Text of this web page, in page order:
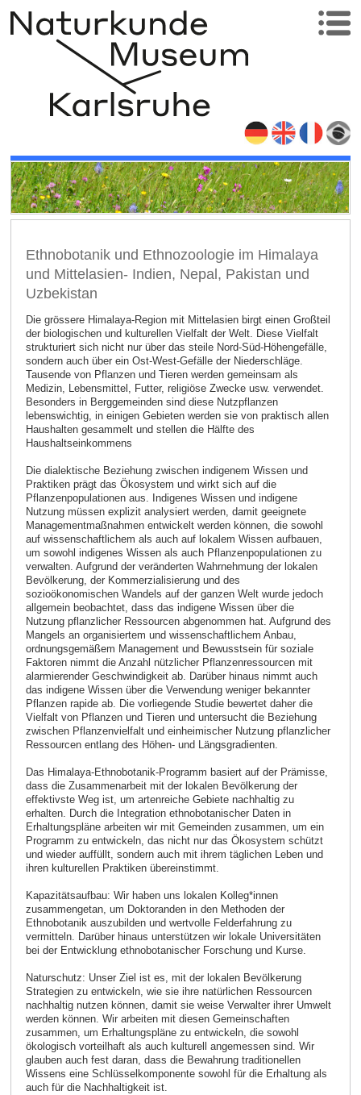
Ethnobotanik und Ethnozoologie im Himalaya
und Mittelasien- Indien, Nepal, Pakistan und
Uzbekistan
Die grössere Himalaya-Region mit Mittelasien birgt einen Großteil
der biologischen und kulturellen Vielfalt der Welt. Diese Vielfalt
strukturiert sich nicht nur über das steile Nord-Süd-Höhengefälle,
sondern auch über ein Ost-West-Gefälle der Niederschläge.
Tausende von Pflanzen und Tieren werden gemeinsam als
Medizin, Lebensmittel, Futter, religiöse Zwecke usw. verwendet.
Besonders in Berggemeinden sind diese Nutzpflanzen
lebenswichtig, in einigen Gebieten werden sie von praktisch allen
Haushalten gesammelt und stellen die Hälfte des
Haushaltseinkommens
Die dialektische Beziehung zwischen indigenem Wissen und
Praktiken prägt das Ökosystem und wirkt sich auf die
Pflanzenpopulationen aus. Indigenes Wissen und indigene
Nutzung müssen explizit analysiert werden, damit geeignete
Managementmaßnahmen entwickelt werden können, die sowohl
auf wissenschaftlichem als auch auf lokalem Wissen aufbauen,
um sowohl indigenes Wissen als auch Pflanzenpopulationen zu
verwalten. Aufgrund der veränderten Wahrnehmung der lokalen
Bevölkerung, der Kommerzialisierung und des
sozioökonomischen Wandels auf der ganzen Welt wurde jedoch
allgemein beobachtet, dass das indigene Wissen über die
Nutzung pflanzlicher Ressourcen abgenommen hat. Aufgrund des
Mangels an organisiertem und wissenschaftlichem Anbau,
ordnungsgemäßem Management und Bewusstsein für soziale
Faktoren nimmt die Anzahl nützlicher Pflanzenressourcen mit
alarmierender Geschwindigkeit ab. Darüber hinaus nimmt auch
das indigene Wissen über die Verwendung weniger bekannter
Pflanzen rapide ab. Die vorliegende Studie bewertet daher die
Vielfalt von Pflanzen und Tieren und untersucht die Beziehung
zwischen Pflanzenvielfalt und einheimischer Nutzung pflanzlicher
Ressourcen entlang des Höhen- und Längsgradienten.
Das Himalaya-Ethnobotanik-Programm basiert auf der Prämisse,
dass die Zusammenarbeit mit der lokalen Bevölkerung der
effektivste Weg ist, um artenreiche Gebiete nachhaltig zu
erhalten. Durch die Integration ethnobotanischer Daten in
Erhaltungspläne arbeiten wir mit Gemeinden zusammen, um ein
Programm zu entwickeln, das nicht nur das Ökosystem schützt
und wieder auffüllt, sondern auch mit ihrem täglichen Leben und
ihren kulturellen Praktiken übereinstimmt.
Kapazitätsaufbau: Wir haben uns lokalen Kolleg*innen
zusammengetan, um Doktoranden in den Methoden der
Ethnobotanik auszubilden und wertvolle Felderfahrung zu
vermitteln. Darüber hinaus unterstützen wir lokale Universitäten
bei der Entwicklung ethnobotanischer Forschung und Kurse.
Naturschutz: Unser Ziel ist es, mit der lokalen Bevölkerung
Strategien zu entwickeln, wie sie ihre natürlichen Ressourcen
nachhaltig nutzen können, damit sie weise Verwalter ihrer Umwelt
werden können. Wir arbeiten mit diesen Gemeinschaften
zusammen, um Erhaltungspläne zu entwickeln, die sowohl
ökologisch vorteilhaft als auch kulturell angemessen sind. Wir
glauben auch fest daran, dass die Bewahrung traditionellen
Wissens eine Schlüsselkomponente sowohl für die Erhaltung als
auch für die Nachhaltigkeit ist.